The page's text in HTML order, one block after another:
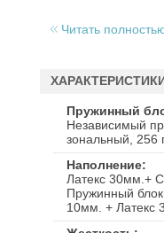
Читать
Пружинный
Независимый
зональный, 256
Наполнение
Латекс 30мм.+
Пружинный
10мм. + Латекс